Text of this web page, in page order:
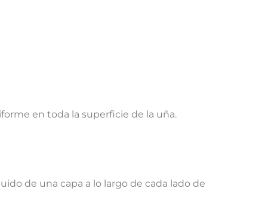
en toda la superficie de la uña.
de una capa a lo largo de cada lado de